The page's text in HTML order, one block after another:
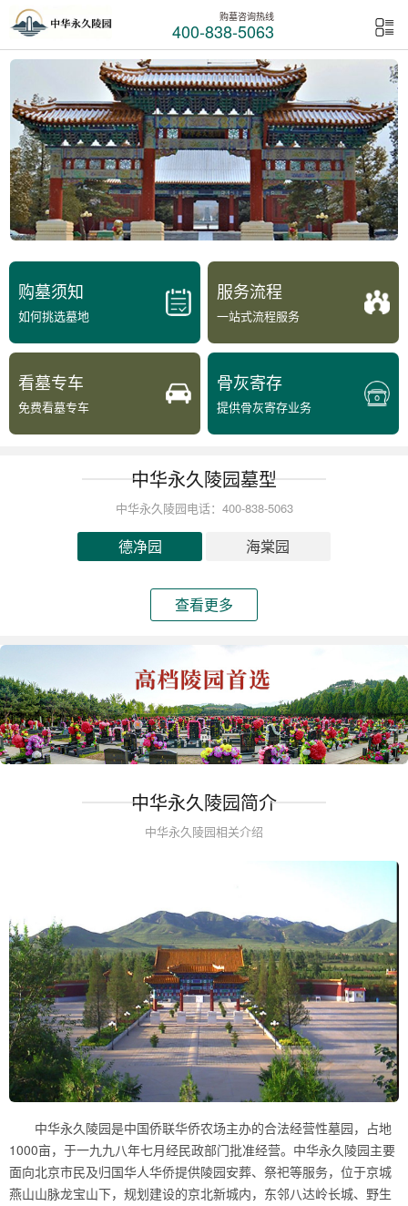
购墓咨询热线
400-838-5063
购墓须知
如何挑选墓地
服务流程
一站式流程服务
看墓专车
免费看墓专车
骨灰寄存
提供骨灰寄存业务
中华永久陵园墓型
中华永久陵园电话：400-838-5063
德净园 海棠园
查看更多
中华永久陵园简介
中华永久陵园相关介绍
中华永久陵园是中国侨联华侨农场主办的合法经营性墓园，占地
1000亩，于一九九八年七月经民政部门批准经营。中华永久陵园主要
面向北京市民及归国华人华侨提供陵园安葬、祭祀等服务，位于京城
燕山山脉龙宝山下，规划建设的京北新城内，东邻八达岭长城、野生